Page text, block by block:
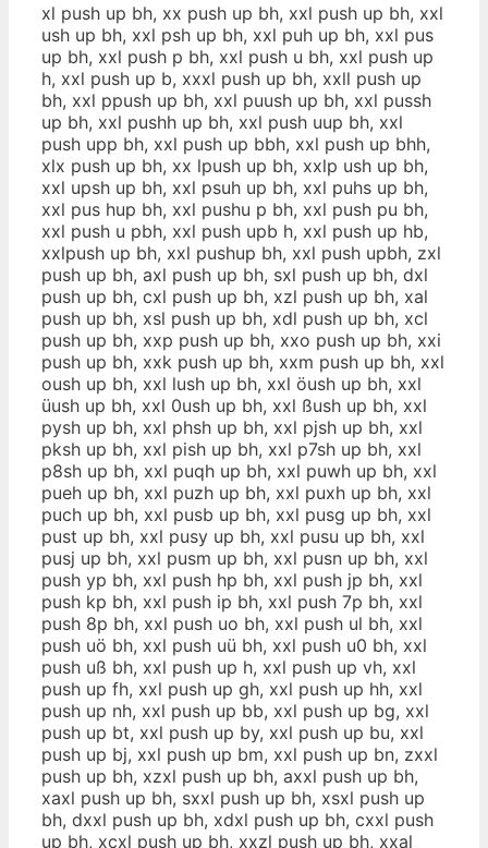
xl push up bh, xx push up bh, xxl push up bh, xxl
ush up bh, xxl psh up bh, xxl puh up bh, xxl pus
up bh, xxl push p bh, xxl push u bh, xxl push up
h, xxl push up b, xxxl push up bh, xxll push up
bh, xxl ppush up bh, xxl puush up bh, xxl pussh
up bh, xxl pushh up bh, xxl push uup bh, xxl
push upp bh, xxl push up bbh, xxl push up bhh,
xlx push up bh, xx lpush up bh, xxlp ush up bh,
xxl upsh up bh, xxl psuh up bh, xxl puhs up bh,
xxl pus hup bh, xxl pushu p bh, xxl push pu bh,
xxl push u pbh, xxl push upb h, xxl push up hb,
xxlpush up bh, xxl pushup bh, xxl push upbh, zxl
push up bh, axl push up bh, sxl push up bh, dxl
push up bh, cxl push up bh, xzl push up bh, xal
push up bh, xsl push up bh, xdl push up bh, xcl
push up bh, xxp push up bh, xxo push up bh, xxi
push up bh, xxk push up bh, xxm push up bh, xxl
oush up bh, xxl lush up bh, xxl öush up bh, xxl
üush up bh, xxl 0ush up bh, xxl ßush up bh, xxl
pysh up bh, xxl phsh up bh, xxl pjsh up bh, xxl
pksh up bh, xxl pish up bh, xxl p7sh up bh, xxl
p8sh up bh, xxl puqh up bh, xxl puwh up bh, xxl
pueh up bh, xxl puzh up bh, xxl puxh up bh, xxl
puch up bh, xxl pusb up bh, xxl pusg up bh, xxl
pust up bh, xxl pusy up bh, xxl pusu up bh, xxl
pusj up bh, xxl pusm up bh, xxl pusn up bh, xxl
push yp bh, xxl push hp bh, xxl push jp bh, xxl
push kp bh, xxl push ip bh, xxl push 7p bh, xxl
push 8p bh, xxl push uo bh, xxl push ul bh, xxl
push uö bh, xxl push uü bh, xxl push u0 bh, xxl
push uß bh, xxl push up h, xxl push up vh, xxl
push up fh, xxl push up gh, xxl push up hh, xxl
push up nh, xxl push up bb, xxl push up bg, xxl
push up bt, xxl push up by, xxl push up bu, xxl
push up bj, xxl push up bm, xxl push up bn, zxxl
push up bh, xzxl push up bh, axxl push up bh,
xaxl push up bh, sxxl push up bh, xsxl push up
bh, dxxl push up bh, xdxl push up bh, cxxl push
up bh, xcxl push up bh, xxzl push up bh, xxal